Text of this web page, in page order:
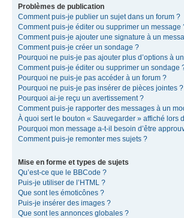
Problèmes de publication
Comment puis-je publier un sujet dans un forum ?
Comment puis-je éditer ou supprimer un message
Comment puis-je ajouter une signature à un
Comment puis-je créer un sondage ?
Pourquoi ne puis-je pas ajouter plus d’options à
Comment puis-je éditer ou supprimer un sondage
Pourquoi ne puis-je pas accéder à un forum ?
Pourquoi ne puis-je pas insérer de pièces jointes ?
Pourquoi ai-je reçu un avertissement ?
Comment puis-je rapporter des messages à un
À quoi sert le bouton « Sauvegarder » affiché lors
Pourquoi mon message a-t-il besoin d’être
Comment puis-je remonter mes sujets ?
Mise en forme et types de sujets
Qu’est-ce que le BBCode ?
Puis-je utiliser de l’HTML ?
Que sont les émoticônes ?
Puis-je insérer des images ?
Que sont les annonces globales ?